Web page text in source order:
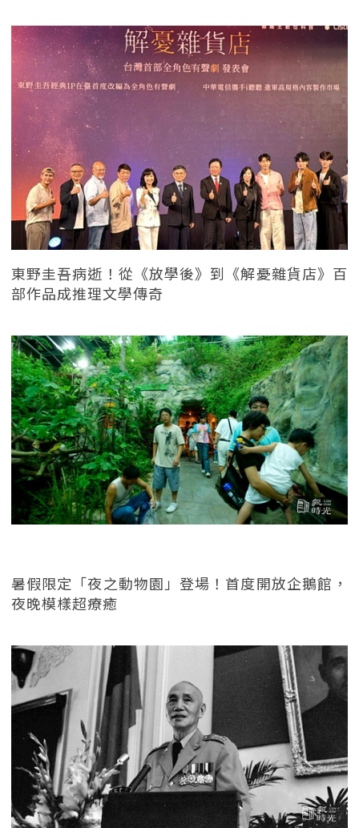
東野圭吾病逝！從《放學後》到《解憂雜貨店》百
部作品成推理文學傳奇
暑假限定「夜之動物園」登場！首度開放企鵝館，
夜晚模樣超療癒